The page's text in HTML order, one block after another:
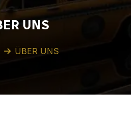
UNS
ÜBER UNS